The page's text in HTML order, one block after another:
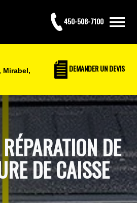
450-508-7100
Mirabel,
DEMANDER UN DEVIS
DE
DE CAISSE